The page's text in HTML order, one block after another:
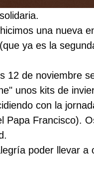
una nueva
ya es la
12 de noviembre
unos kits de
con la
Papa Francisco).
poder llevar a